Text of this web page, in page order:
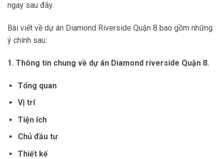
ngay sau đây.
Bài viết về dự án Diamond Riverside Quận 8 bao gồm những
ý chính sau:
1. Thông tin chung về dự án Diamond riverside Quận 8.
Tổng quan
Vị trí
Tiện ích
Chủ đầu tư
Thiết kế